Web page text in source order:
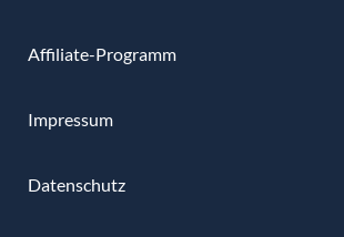
Affiliate-Programm
Impressum
Datenschutz